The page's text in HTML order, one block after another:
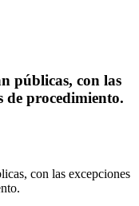
públicas, con las
de procedimiento.
con las excepciones